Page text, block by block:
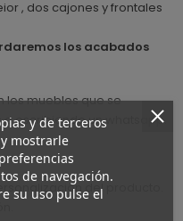
, dos cajones y frontales
los acabados
los muebles que se
o escribiendo un whatsapp.
del producto.
y de terceros
mostrarle
de navegación.
su uso pulse el